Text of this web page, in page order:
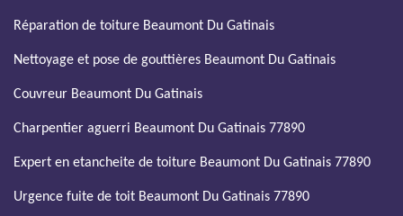
Réparation de toiture Beaumont Du Gatinais
Nettoyage et pose de gouttières Beaumont Du Gatinais
Couvreur Beaumont Du Gatinais
Charpentier aguerri Beaumont Du Gatinais 77890
Expert en etancheite de toiture Beaumont Du Gatinais 77890
Urgence fuite de toit Beaumont Du Gatinais 77890